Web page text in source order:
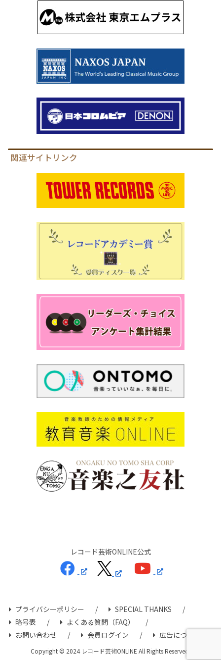
関連サイトリンク
レコード芸術ONLINE公式
プライバシーポリシー
SPECIAL THANKS
略号表
よくある質問（FAQ）
お問い合わせ
会員ログイン 広告について
Copyright © 2024 レコード芸術ONLINE All Rights Reserved.